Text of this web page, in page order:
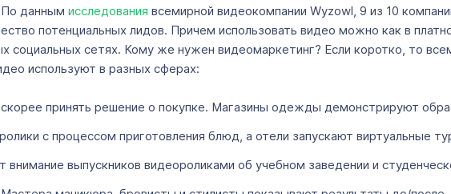
По данным исследования всемирной видеокомпании Wyzowl, 9 из 10
потенциальных лидов. Причем использовать видео можно как в
сетях. Кому же нужен видеомаркетинг? Если коротко, то
используют в разных сферах:
принять решение о покупке. Магазины одежды демонстрируют
с процессом приготовления блюд, а отели запускают виртуальные
выпускников видеороликами об учебном заведении и